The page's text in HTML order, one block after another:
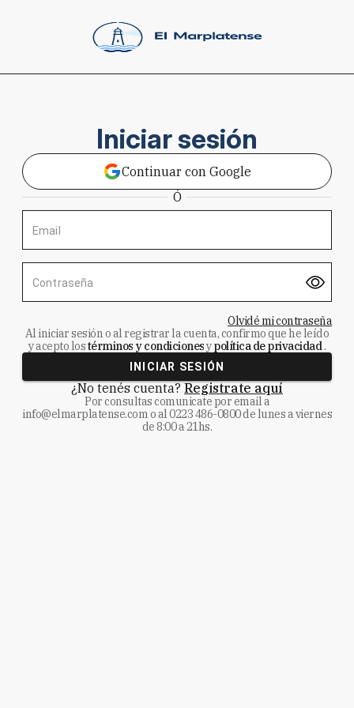
Iniciar sesión
Continuar con Google
Ó
Email
Contraseña
Olvidé mi contraseña
Al iniciar sesión o al registrar la cuenta, confirmo que he leído
y acepto lostérminos y condicionesypolítica de privacidad.
INICIAR SESIÓN
¿No tenés cuenta? Registrate aquí
Por consultas comunicate por email a
info@elmarplatense.como al0223 486-0800de lunes a viernes
de 8:00 a 21hs.